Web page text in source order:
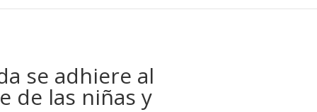
se adhiere al
de las niñas y